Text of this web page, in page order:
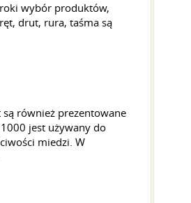
wybór produktów,
drut, rura, taśma są
również prezentowane
jest używany do
miedzi. W